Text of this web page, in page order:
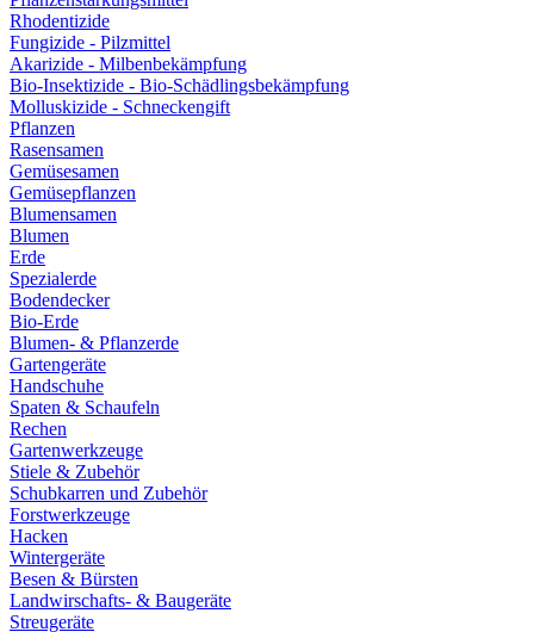
Rhodentizide
Fungizide - Pilzmittel
Akarizide - Milbenbekämpfung
Bio-Insektizide - Bio-Schädlingsbekämpfung
Molluskizide - Schneckengift
Pflanzen
Rasensamen
Gemüsesamen
Gemüsepflanzen
Blumensamen
Blumen
Erde
Spezialerde
Bodendecker
Bio-Erde
Blumen- & Pflanzerde
Gartengeräte
Handschuhe
Spaten & Schaufeln
Rechen
Gartenwerkzeuge
Stiele & Zubehör
Schubkarren und Zubehör
Forstwerkzeuge
Hacken
Wintergeräte
Besen & Bürsten
Landwirschafts- & Baugeräte
Streugeräte